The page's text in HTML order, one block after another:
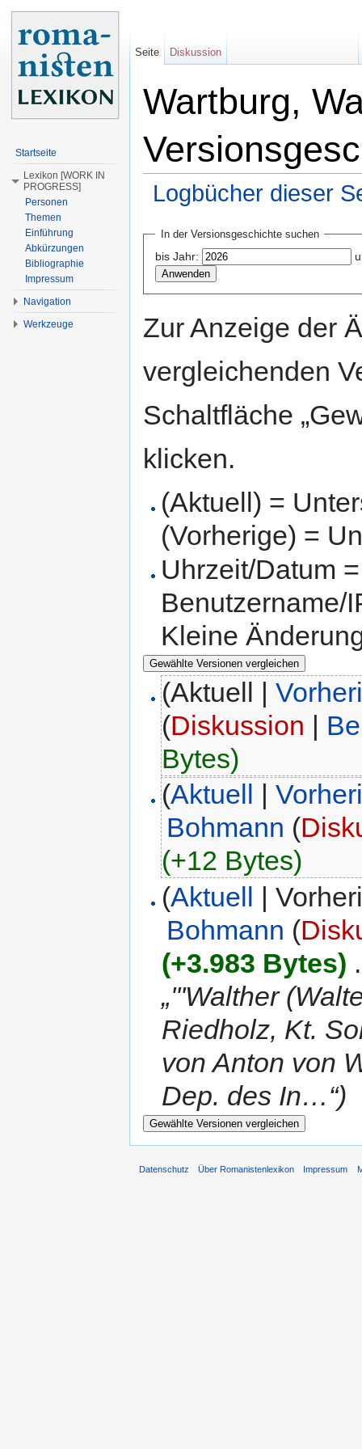
Wartburg,
Logbücher dieser
In der Versionsgeschichte suchen
bis Jahr:
Zur Anzeige der
vergleichenden
Schaltfläche
klicken.
(Aktuell) =
(Vorherige) =
Uhrzeit/Datum
Benutzername/
Kleine
(Aktuell |
(Diskussion |
Bytes)
(Aktuell |
Bohmann (
(+12 Bytes)
(Aktuell |
Bohmann (
(+3.983 Bytes)
„'''Walther
Riedholz, Kt.
von Anton von
Dep. des In…“)
Seite Diskussion
Startseite
Lexikon [WORK IN
PROGRESS]
Personen
Themen
Einführung
Abkürzungen
Bibliographie
Impressum
Navigation
Werkzeuge
Datenschutz Über Romanistenlexikon Impressum